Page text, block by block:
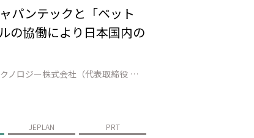
パンテックと「ペット
の協働により日本国内の
株式会社JEPLAN（代表取締役 執行役員社長：髙尾 正樹、以下「JEPLAN」）のグループ会社であるペットリファインテクノロジー株式会社（代表取締役 執行役員社長：伊賀 大悟、以下「ペットリファインテクノロジー」）は、美唄市（市長：桜井 恒）、アサヒ飲料株式会社（代表取締役社長：米女 太一、以下「アサヒ飲料」）、ジャ…
JEPLAN PRT